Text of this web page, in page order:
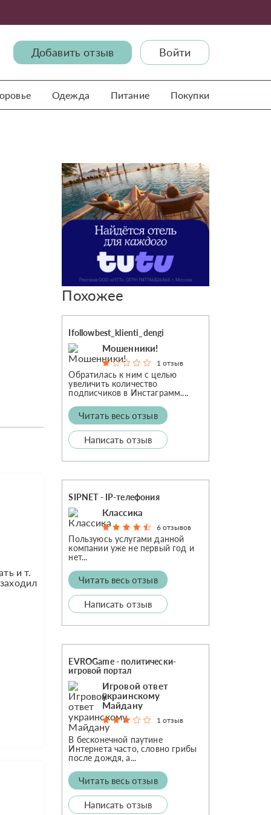
Добавить отзыв Войти
Одежда Питание Покупки
и т.
Похожее
Ifollowbest_klienti_dengi
Мошенники!
1 отзыв
Обратилась к ним с целью
увеличить количество
подписчиков в Инстаграмм....
Читать весь отзыв
Написать отзыв
SIPNET - IP-телефония
Классика
6 отзывов
Пользуюсь услугами данной
компании уже не первый год и
нет...
Читать весь отзыв
Написать отзыв
EVROGame - политически-
игровой портал
Игровой ответ
украинскому
Майдану
1 отзыв
В бесконечной паутине
Интернета часто, словно грибы
после дождя, а...
Читать весь отзыв
Написать отзыв